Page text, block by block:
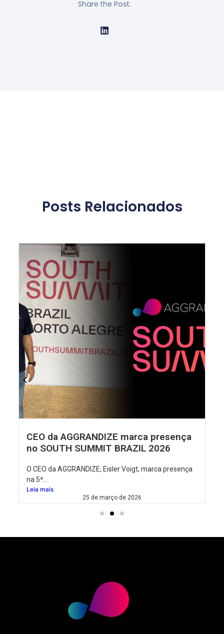
Share the Post:
Posts Relacionados
marca presença
BRAZIL 2026
Eisler Voigt, marca presença
Soberania de Dados
Inteligência Artificial
Vivemos uma época em que